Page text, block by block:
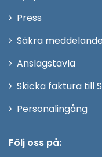
Press
fönster
Säkra
Anslagstavla
Skicka faktura till
Personalingång
Följ oss på: